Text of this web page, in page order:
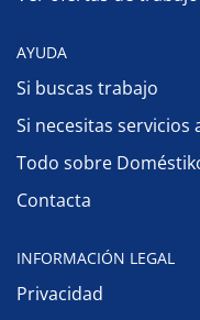
AYUDA
Si buscas trabajo
Si necesitas servicios
Todo sobre
Contacta
INFORMACIÓN LEGAL
Privacidad